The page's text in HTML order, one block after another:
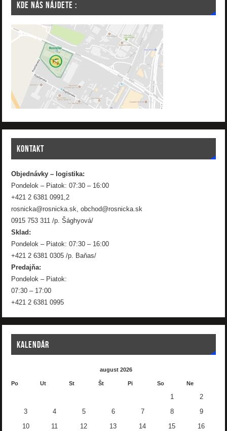
KDE NÁS NÁJDETE :
KONTAKT
Objednávky – logistika:
Pondelok – Piatok: 07:30 – 16:00
+421 2 6381 0991,2
rosnicka@rosnicka.sk, obchod@rosnicka.sk
0915 753 311 /p. Šághyová/
Sklad:
Pondelok – Piatok: 07:30 – 16:00
+421 2 6381 0305 /p. Baňas/
Predajňa:
Pondelok – Piatok:
07:30 – 17:00
+421 2 6381 0995
KALENDÁR
august 2026
Po Ut St Št Pi So Ne
1 2
3 4 5 6 7 8 9
10 11 12 13 14 15 16